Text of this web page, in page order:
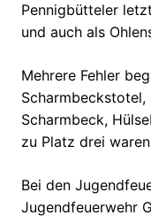
Pennigbütteler
und auch als
Mehrere Fehler
Scharmbeck,
zu Platz drei
Bei den
Jugendfeuerwehr